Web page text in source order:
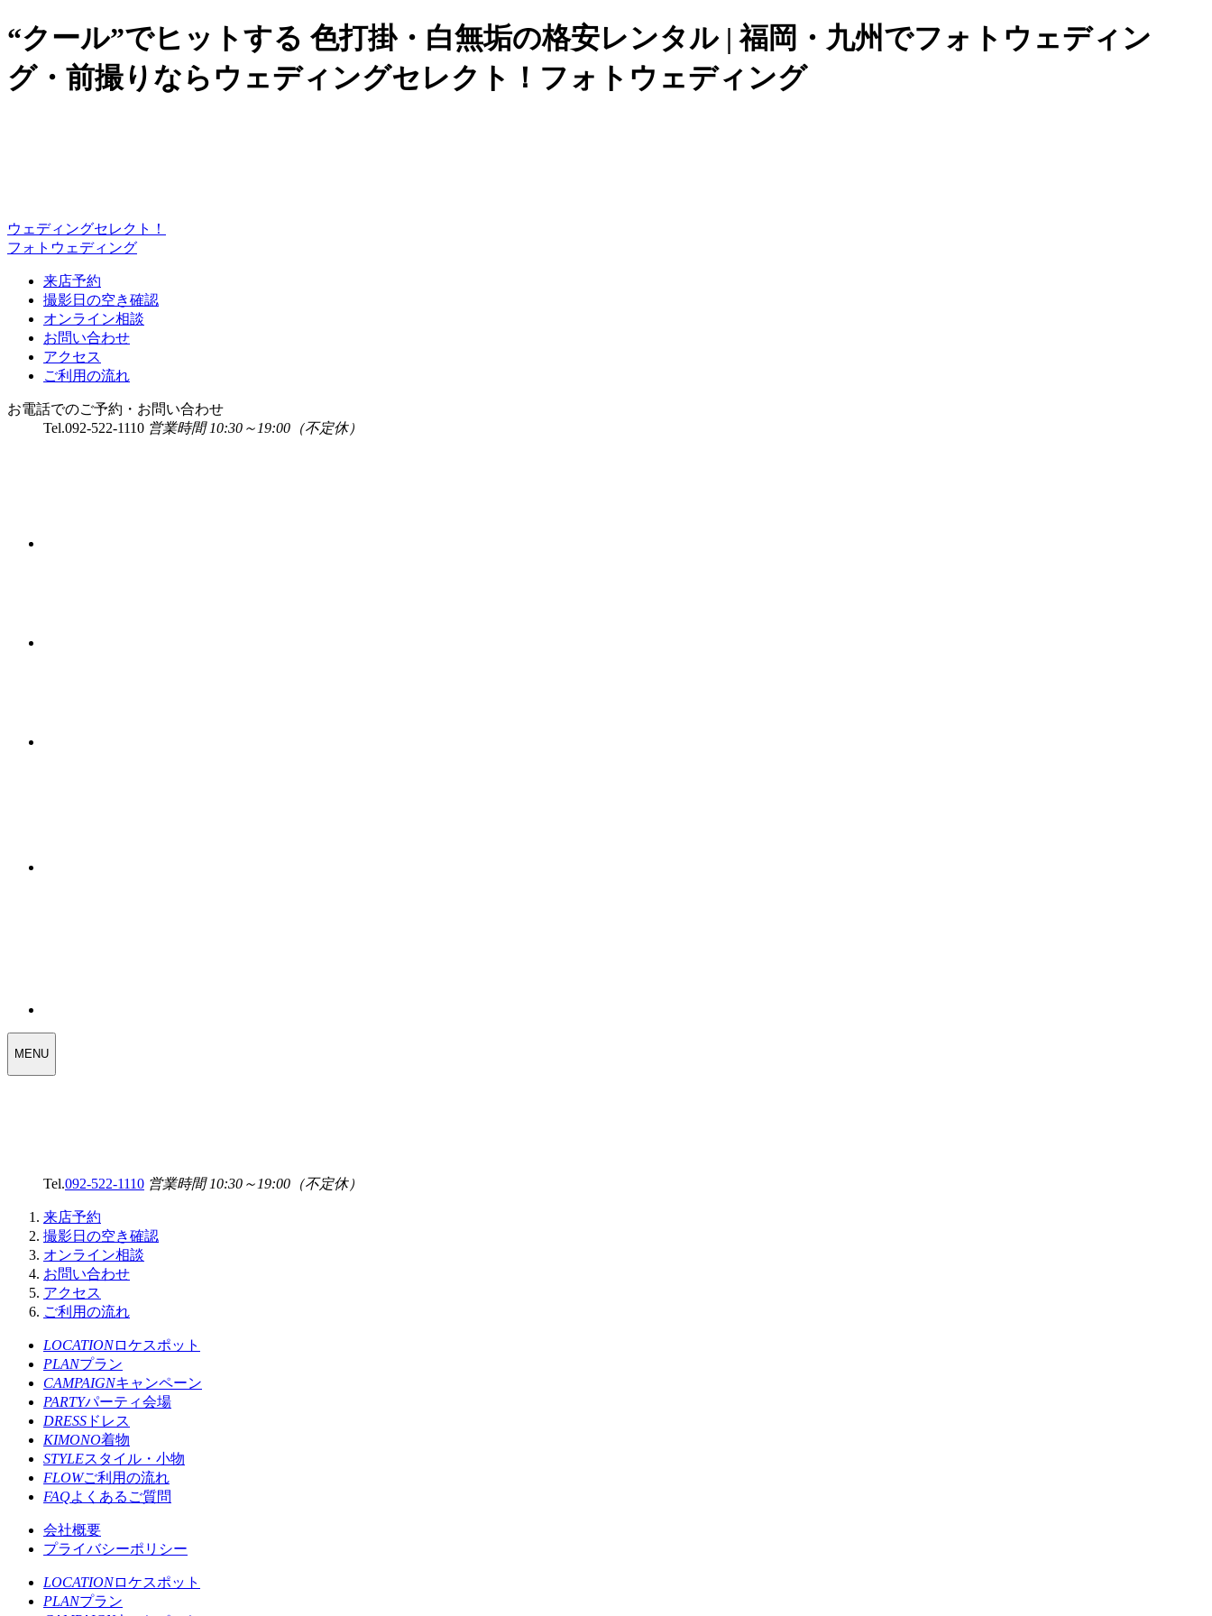
“クール”でヒットする 色打掛・白無垢の格安レンタル | 福岡・九州でフォトウェディン
グ・前撮りならウェディングセレクト！フォトウェディング
ウェディングセレクト！
フォトウェディング
来店予約
撮影日の空き確認
オンライン相談
お問い合わせ
アクセス
ご利用の流れ
お電話でのご予約・お問い合わせ
Tel.092-522-1110 営業時間 10:30～19:00（不定休）
SELECT
MENU
Tel.092-522-1110 営業時間 10:30～19:00（不定休）
来店予約
撮影日の空き確認
オンライン相談
お問い合わせ
アクセス
ご利用の流れ
LOCATIONロケスポット
PLANプラン
CAMPAIGNキャンペーン
PARTYパーティ会場
DRESS ドレス
KIMONO着物
STYLEスタイル・小物
FLOWご利用の流れ
FAQよくあるご質問
会社概要
プライバシーポリシー
LOCATIONロケスポット
PLANプラン